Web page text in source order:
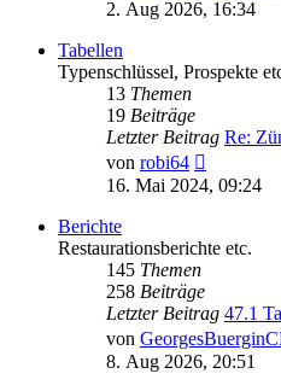
2. Aug 2026, 16:34
Tabellen
Typenschlüssel, Prospekte
13 Themen
19 Beiträge
Letzter Beitrag Re:
von robi64
Beitrag
16. Mai 2024, 09:24
Berichte
Restaurationsberichte etc.
145 Themen
258 Beiträge
Letzter Beitrag 47.1
von
8. Aug 2026, 20:51